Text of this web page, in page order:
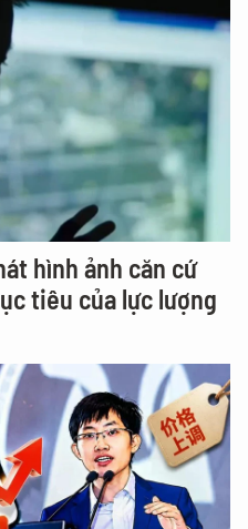
hình ảnh căn cứ
tiêu của lực lượng